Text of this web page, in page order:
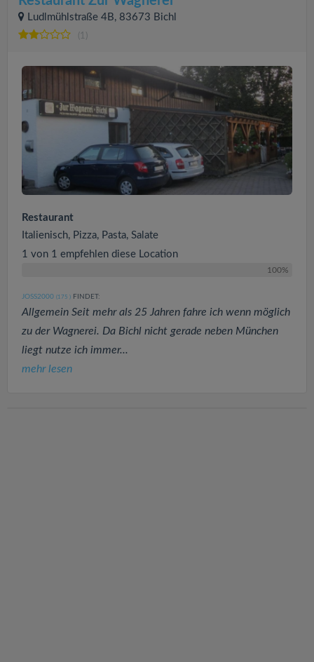
Ludlmühlstraße 4B, 83673 Bichl
(1)
Restaurant
Italienisch, Pizza, Pasta, Salate
1 von 1 empfehlen diese Location
100%
JOSS2000 (175 ) FINDET:
Allgemein Seit mehr als 25 Jahren fahre ich wenn möglich
zu der Wagnerei. Da Bichl nicht gerade neben München
liegt nutze ich immer...
mehr lesen